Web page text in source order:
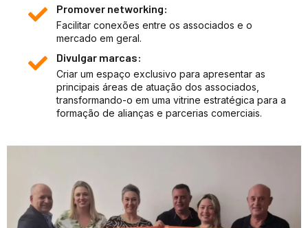
Promover networking:
Facilitar conexões entre os associados e o
mercado em geral.
Divulgar marcas:
Criar um espaço exclusivo para apresentar as
principais áreas de atuação dos associados,
transformando-o em uma vitrine estratégica para a
formação de alianças e parcerias comerciais.